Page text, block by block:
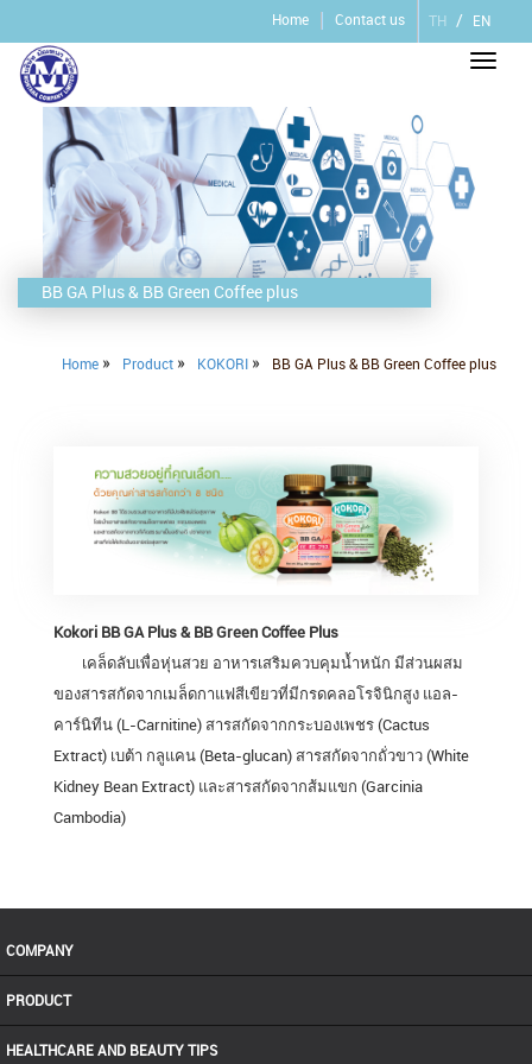
TH / EN
Contact us
Home
Toggle
BB GA Plus & BB Green Coffee plus
Home » Product » KOKORI » BB GA Plus & BB Green Coffee plus
Kokori BB GA Plus & BB Green Coffee Plus
เคล็ดลับเพื่อหุ่นสวย อาหารเสริมควบคุมน้ำหนัก มีส่วนผสม
ของสารสกัดจากเมล็ดกาแฟสีเขียวที่มีกรดคลอโรจินิกสูง แอล-
คาร์นิทีน (L-Carnitine) สารสกัดจากกระบองเพชร (Cactus
Extract) เบต้า กลูแคน (Beta-glucan) สารสกัดจากถั่วขาว (White
Kidney Bean Extract) และสารสกัดจากส้มแขก (Garcinia
Cambodia)
COMPANY
PRODUCT
HEALTHCARE AND BEAUTY TIPS